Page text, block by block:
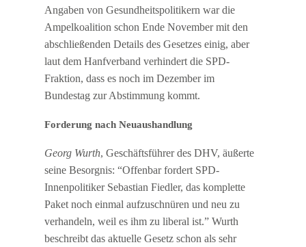
Angaben von Gesundheitspolitikern war die
Ampelkoalition schon Ende November mit den
abschließenden Details des Gesetzes einig, aber
laut dem Hanfverband verhindert die SPD-
Fraktion, dass es noch im Dezember im
Bundestag zur Abstimmung kommt.
Forderung nach Neuaushandlung
Georg Wurth, Geschäftsführer des DHV, äußerte
seine Besorgnis: “Offenbar fordert SPD-
Innenpolitiker Sebastian Fiedler, das komplette
Paket noch einmal aufzuschnüren und neu zu
verhandeln, weil es ihm zu liberal ist.” Wurth
beschreibt das aktuelle Gesetz schon als sehr